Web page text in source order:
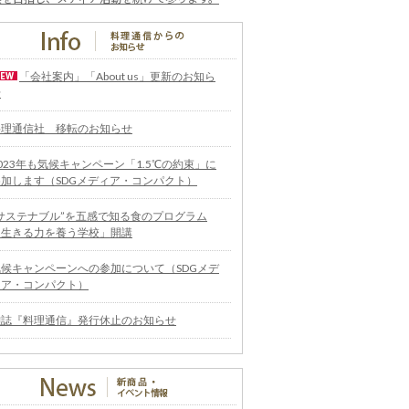
「会社案内」「About us」更新のお知ら
通信社 移転のお知らせ
年も気候キャンペーン「1.5℃の約束」に
します（SDGメディア・コンパクト）
ステナブル”を五感で知る食のプログラム
きる力を養う学校」開講
キャンペーンへの参加について（SDGメデ
・コンパクト）
『料理通信』発行休止のお知らせ